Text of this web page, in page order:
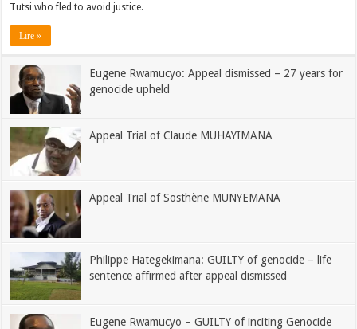
Tutsi who fled to avoid justice.
Lire »
Eugene Rwamucyo: Appeal dismissed – 27 years for
genocide upheld
Appeal Trial of Claude MUHAYIMANA
Appeal Trial of Sosthène MUNYEMANA
Philippe Hategekimana: GUILTY of genocide – life
sentence affirmed after appeal dismissed
Eugene Rwamucyo – GUILTY of inciting Genocide